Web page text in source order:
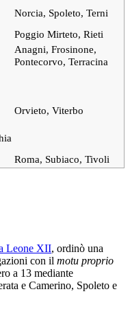
Norcia, Spoleto, Terni
Poggio Mirteto, Rieti
Anagni, Frosinone,
Pontecorvo, Terracina
Orvieto, Viterbo
Roma, Subiaco, Tivoli
Leone XII, ordinò una
con il motu proprio
a 13 mediante
e Camerino, Spoleto e